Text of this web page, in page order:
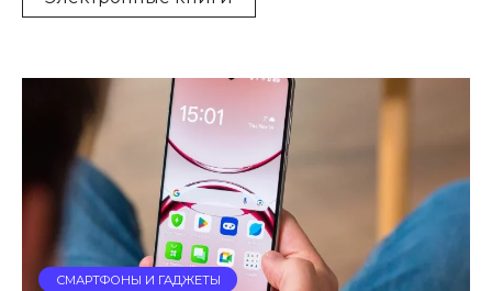
СМАРТФОНЫ И ГАДЖЕТЫ